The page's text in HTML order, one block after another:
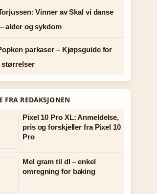
Vinner av Skal vi danse
alder og sykdom
parkaser – Kjøpsguide for
størrelser
FRA REDAKSJONEN
Pixel 10 Pro XL: Anmeldelse,
pris og forskjeller fra Pixel 10
Pro
Mel gram til dl – enkel
omregning for baking